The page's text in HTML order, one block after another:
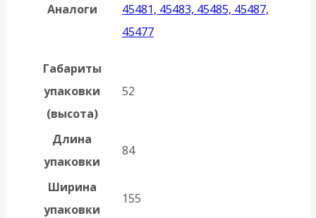
Аналоги
45481, 45483, 45485, 45487,
45477
Габариты
упаковки
(высота)
52
Длина
упаковки
84
Ширина
упаковки
155